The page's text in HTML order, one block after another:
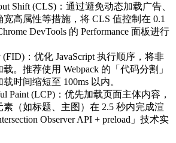
Shift (CLS)：通过避免动态加载广告、
高属性等措施，将 CLS 值控制在 0.1
DevTools 的 Performance 面板进行
(FID)：优化 JavaScript 执行顺序，将非
。推荐使用 Webpack 的「代码分割」
时间缩短至 100ms 以内。
Paint (LCP)：优先加载页面主体内容，
（如标题、主图）在 2.5 秒内完成渲
Observer API + preload」技术实